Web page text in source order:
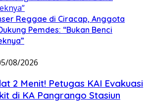
Reggae di Ciracap, Anggota
Pemdes: “Bukan Benci
08/2026
2 Menit! Petugas KAI Evakuasi
di KA Pangrango Stasiun